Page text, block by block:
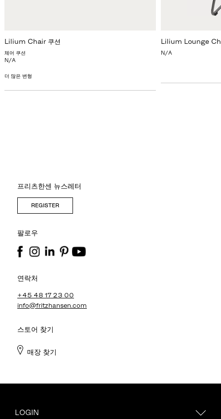
Lilium Chair 쿠션
체어 쿠션
N/A
더 많은 변형
Lilium Lounge
N/A
프리츠한센 뉴스레터
REGISTER
팔로우
연락처
+45 48 17 23 00
info@fritzhansen.com
스토어 찾기
매장 찾기
LOGIN